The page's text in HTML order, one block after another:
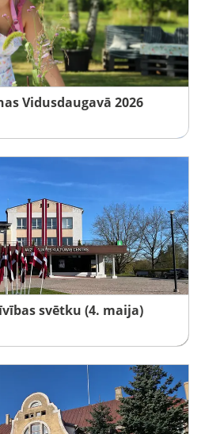
Vidusdaugavā 2026
svētku (4. maija)